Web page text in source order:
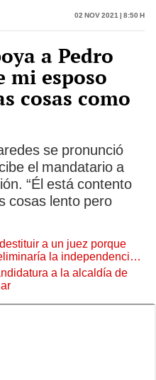
02 Nov 2021 | 8:50 h
a Pedro
mi esposo
cosas como
se pronunció
el mandatario a
“Él está contento
cosas lento pero
a un juez porque
la independencia
a la alcaldía de